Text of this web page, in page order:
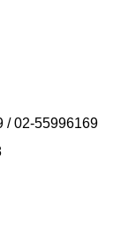
/ 02-55996169